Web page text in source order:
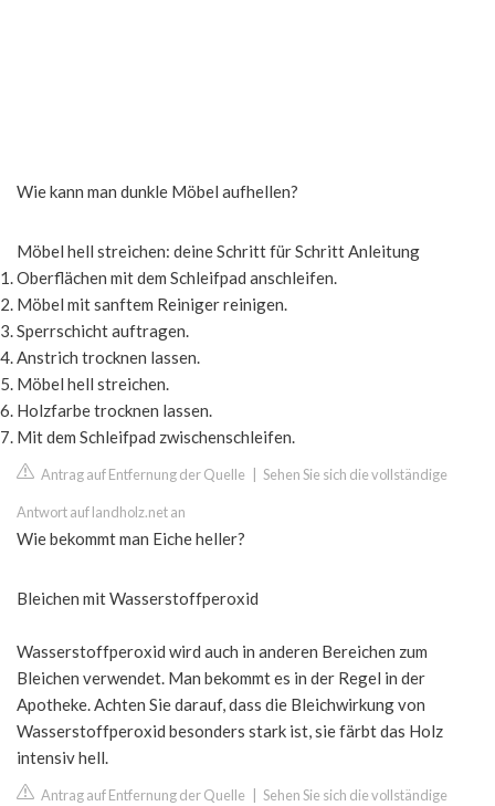
Wie kann man dunkle Möbel aufhellen?
Möbel hell streichen: deine Schritt für Schritt Anleitung
Oberflächen mit dem Schleifpad anschleifen.
Möbel mit sanftem Reiniger reinigen.
Sperrschicht auftragen.
Anstrich trocknen lassen.
Möbel hell streichen.
Holzfarbe trocknen lassen.
Mit dem Schleifpad zwischenschleifen.
Antrag auf Entfernung der Quelle Sehen Sie sich die vollständige
Antwort auf landholz.net an
Wie bekommt man Eiche heller?
Bleichen mit Wasserstoffperoxid
Wasserstoffperoxid wird auch in anderen Bereichen zum
Bleichen verwendet. Man bekommt es in der Regel in der
Apotheke. Achten Sie darauf, dass die Bleichwirkung von
Wasserstoffperoxid besonders stark ist, sie färbt das Holz
intensiv hell.
Antrag auf Entfernung der Quelle Sehen Sie sich die vollständige